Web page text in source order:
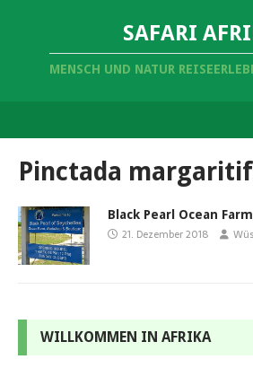
SAFARI
MENSCH UND NATUR
Pinctada
Black Pearl Ocean Farm
21. Dezember 2018
WILLKOMMEN IN AFRIKA